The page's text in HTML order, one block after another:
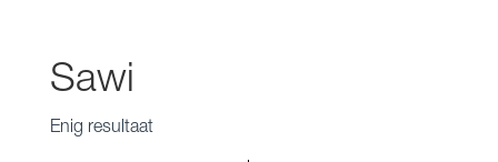
Sawi
Enig resultaat